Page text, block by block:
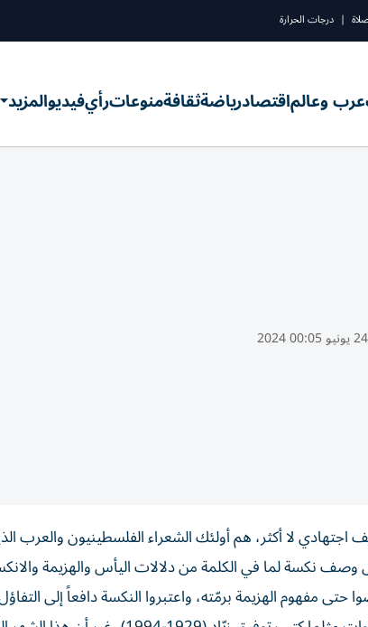
| درجات الحرارة
عرب وعالماقتصادرياضةثقافةمنوعاترأيفيديوالمزيد
24 يونيو 00:05 2024
لا أكثر، هم أولئك الشعراء الفلسطينيون والعرب
من يرفض وصف نكسة لما في الكلمة من دلالات اليأس والهزيمة
حتى مفهوم الهزيمة برمّته، واعتبروا النكسة دافعاً إلى